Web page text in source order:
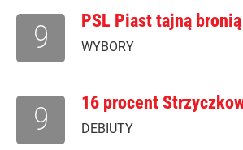
PSL Piast tajną
WYBORY
9
16 procent
DEBIUTY
9